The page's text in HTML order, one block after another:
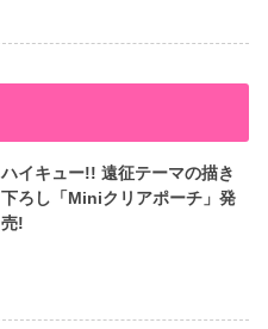
ハイキュー!! 遠征テーマの描き
下ろし「Miniクリアポーチ」発
売!